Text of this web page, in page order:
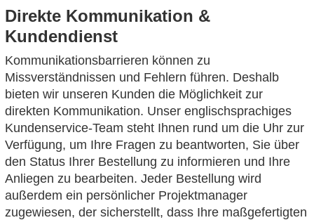
Direkte Kommunikation &
Kundendienst
Kommunikationsbarrieren können zu
Missverständnissen und Fehlern führen. Deshalb
bieten wir unseren Kunden die Möglichkeit zur
direkten Kommunikation. Unser englischsprachiges
Kundenservice-Team steht Ihnen rund um die Uhr zur
Verfügung, um Ihre Fragen zu beantworten, Sie über
den Status Ihrer Bestellung zu informieren und Ihre
Anliegen zu bearbeiten. Jeder Bestellung wird
außerdem ein persönlicher Projektmanager
zugewiesen, der sicherstellt, dass Ihre maßgefertigten